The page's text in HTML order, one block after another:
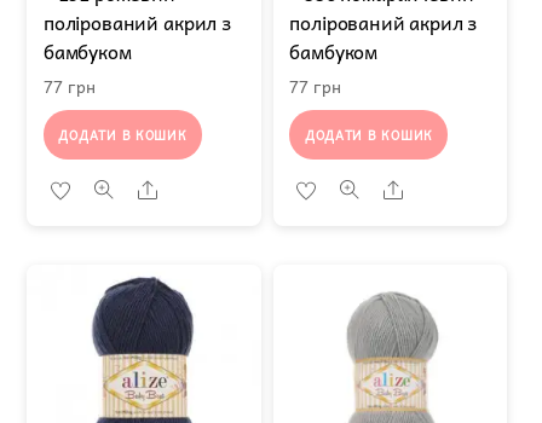
полірований акрил з
бамбуком
77 грн
ДОДАТИ В КОШИК
Share
полірований акрил з
бамбуком
77 грн
ДОДАТИ В КОШИК
Share